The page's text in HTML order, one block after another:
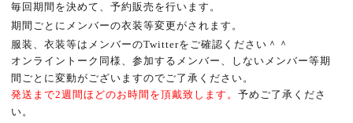
毎回期間を決めて、予約販売を行います。
期間ごとにメンバーの衣装等変更がされます。
服装、衣装等はメンバーのTwitterをご確認ください＾＾
オンライントーク同様、参加するメンバー、しないメンバー等期
間ごとに変動がございますのでご了承ください。
発送まで2週間ほどのお時間を頂戴致します。予めご了承くださ
い。